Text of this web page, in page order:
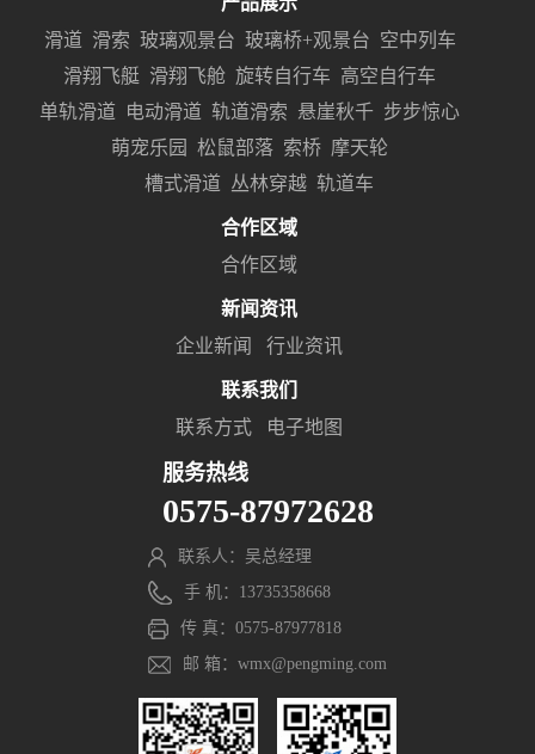
滑道 滑索 玻璃观景台 玻璃桥+观景台 空中列车
滑翔飞艇 滑翔飞舱 旋转自行车 高空自行车
单轨滑道
电动滑道 轨道滑索 悬崖秋千 步步惊心
萌宠乐园
松鼠部落 索桥 摩天轮
槽式滑道 丛林穿越 轨道车
合作区域
合作区域
新闻资讯
企业新闻
行业资讯
联系我们
联系方式
电子地图
服务热线
0575-87972628
联系人：吴总经理
手 机：13735358668
传 真：0575-87977818
邮 箱：wmx@pengming.com